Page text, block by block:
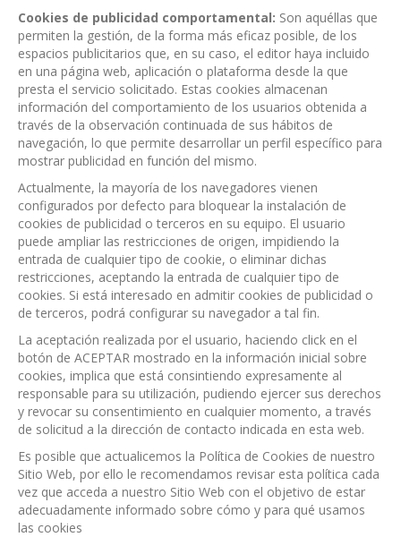
Cookies de publicidad comportamental: Son aquéllas que
permiten la gestión, de la forma más eficaz posible, de los
espacios publicitarios que, en su caso, el editor haya incluido
en una página web, aplicación o plataforma desde la que
presta el servicio solicitado. Estas cookies almacenan
información del comportamiento de los usuarios obtenida a
través de la observación continuada de sus hábitos de
navegación, lo que permite desarrollar un perfil específico para
mostrar publicidad en función del mismo.
Actualmente, la mayoría de los navegadores vienen
configurados por defecto para bloquear la instalación de
cookies de publicidad o terceros en su equipo. El usuario
puede ampliar las restricciones de origen, impidiendo la
entrada de cualquier tipo de cookie, o eliminar dichas
restricciones, aceptando la entrada de cualquier tipo de
cookies. Si está interesado en admitir cookies de publicidad o
de terceros, podrá configurar su navegador a tal fin.
La aceptación realizada por el usuario, haciendo click en el
botón de ACEPTAR mostrado en la información inicial sobre
cookies, implica que está consintiendo expresamente al
responsable para su utilización, pudiendo ejercer sus derechos
y revocar su consentimiento en cualquier momento, a través
de solicitud a la dirección de contacto indicada en esta web.
Es posible que actualicemos la Política de Cookies de nuestro
Sitio Web, por ello le recomendamos revisar esta política cada
vez que acceda a nuestro Sitio Web con el objetivo de estar
adecuadamente informado sobre cómo y para qué usamos
las cookies